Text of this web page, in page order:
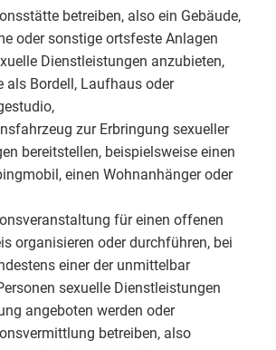
betreiben, also ein Gebäude,
oder sonstige ortsfeste Anlagen
Dienstleistungen anzubieten,
als Bordell, Laufhaus oder
zur Erbringung sexueller
bereitstellen, beispielsweise einen
einen Wohnanhänger oder
für einen offenen
organisieren oder durchführen, bei
einer der unmittelbar
sexuelle Dienstleistungen
angeboten werden oder
betreiben, also